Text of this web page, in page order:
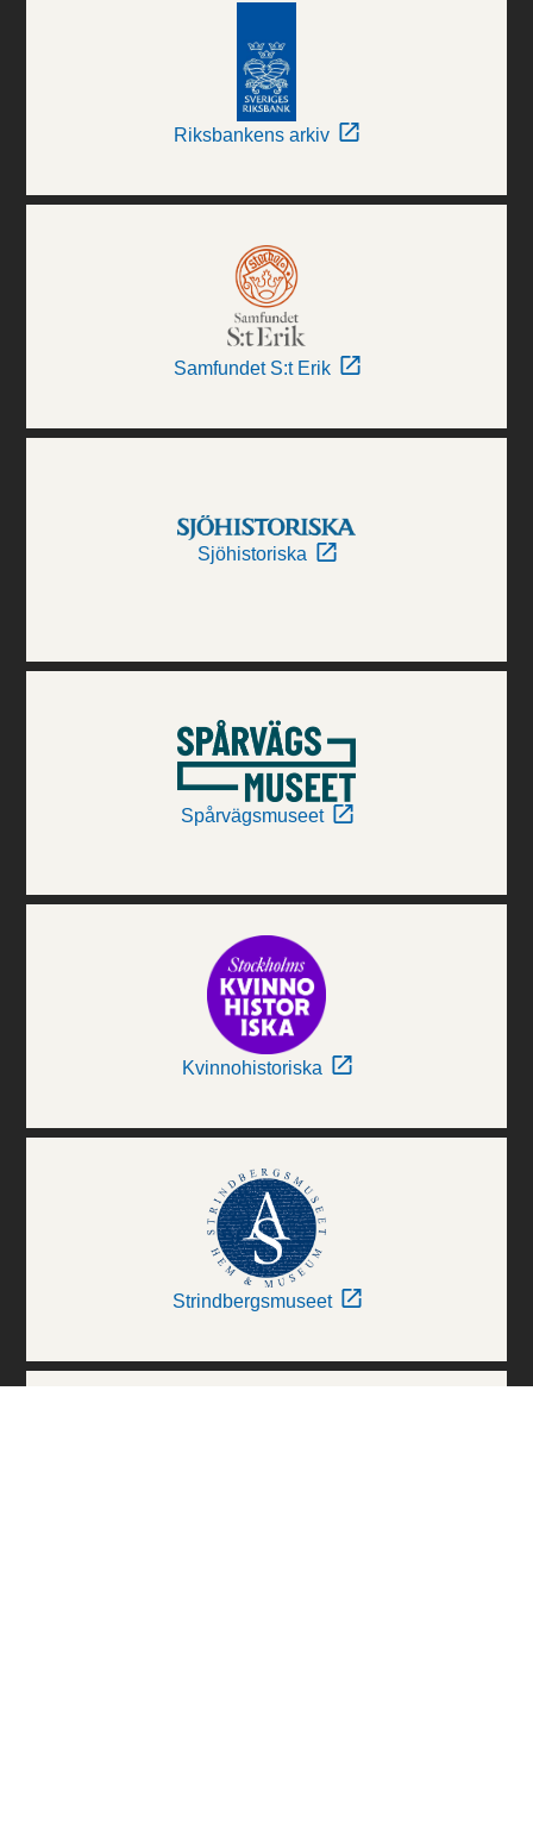
Riksbankens arkiv
Samfundet S:t Erik
Sjöhistoriska
Spårvägsmuseet
Kvinnohistoriska
Strindbergsmuseet